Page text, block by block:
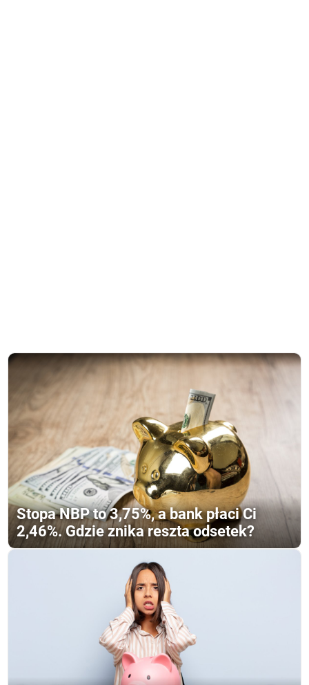
Stopa NBP to 3,75%, a bank płaci Ci
2,46%. Gdzie znika reszta odsetek?